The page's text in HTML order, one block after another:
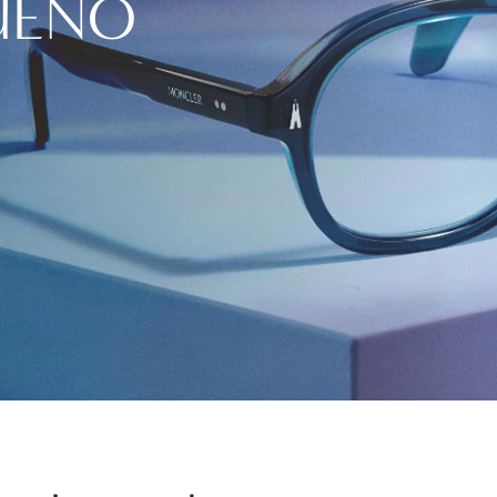
Aplique sus beneficios al pagar como una
para comprar lentes graduados, lentes de
los exámenes de la vista.
Guía de visión